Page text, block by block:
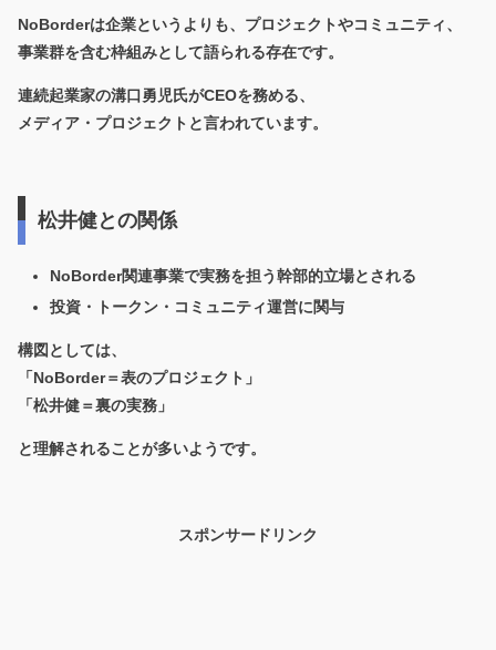
NoBorderは企業というよりも、プロジェクトやコミュニティ、
事業群を含む枠組みとして語られる存在です。
連続起業家の溝口勇児氏がCEOを務める、
メディア・プロジェクトと言われています。
松井健との関係
NoBorder関連事業で実務を担う幹部的立場とされる
投資・トークン・コミュニティ運営に関与
構図としては、
「NoBorder＝表のプロジェクト」
「松井健＝裏の実務」
と理解されることが多いようです。
スポンサードリンク